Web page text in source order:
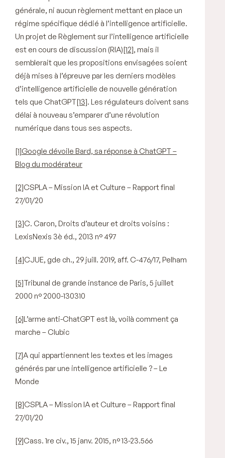
générale, ni aucun règlement mettant en place un
régime spécifique dédié à l’intelligence artificielle.
Un projet de Règlement sur l’intelligence artificielle
est en cours de discussion (RIA)[12], mais il
semblerait que les propositions envisagées soient
déjà mises à l’épreuve par les derniers modèles
d’intelligence artificielle de nouvelle génération
tels que ChatGPT[13]. Les régulateurs doivent sans
délai à nouveau s’emparer d’une révolution
numérique dans tous ses aspects.
[1]Google dévoile Bard, sa réponse à ChatGPT –
Blog du modérateur
[2]CSPLA – Mission IA et Culture – Rapport final
27/01/20
[3]C. Caron, Droits d’auteur et droits voisins :
LexisNexis 3è éd., 2013 n° 497
[4]CJUE, gde ch., 29 juill. 2019, aff. C-476/17, Pelham
[5]Tribunal de grande instance de Paris, 5 juillet
2000 n° 2000-130310
[6]L’arme anti-ChatGPT est là, voilà comment ça
marche – Clubic
[7]A qui appartiennent les textes et les images
générés par une intelligence artificielle ? – Le
Monde
[8]CSPLA – Mission IA et Culture – Rapport final
27/01/20
[9]Cass. 1re civ., 15 janv. 2015, n° 13-23.566